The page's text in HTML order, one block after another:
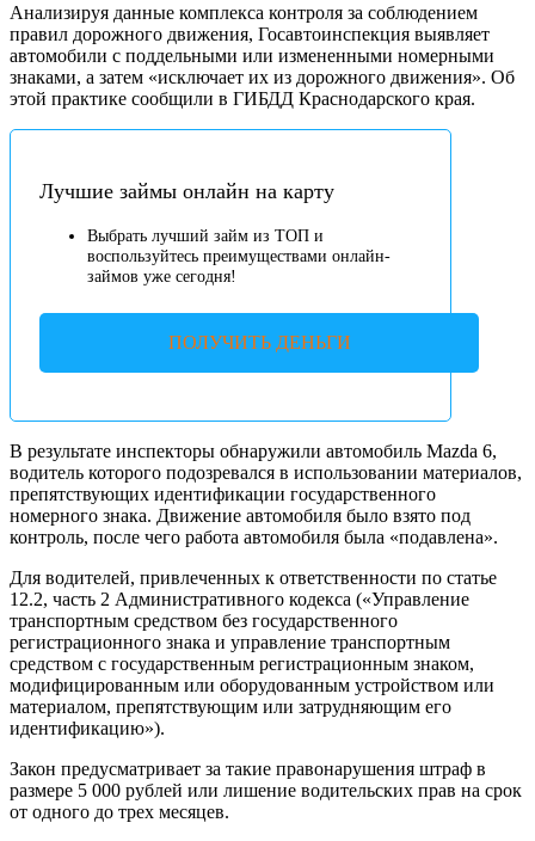
Анализируя данные комплекса контроля за соблюдением
правил дорожного движения, Госавтоинспекция выявляет
автомобили с поддельными или измененными номерными
знаками, а затем «исключает их из дорожного движения». Об
этой практике сообщили в ГИБДД Краснодарского края.
Лучшие займы онлайн на карту
Выбрать лучший займ из ТОП и
воспользуйтесь преимуществами онлайн-
займов уже сегодня!
ПОЛУЧИТЬ ДЕНЬГИ
В результате инспекторы обнаружили автомобиль Mazda 6,
водитель которого подозревался в использовании материалов,
препятствующих идентификации государственного
номерного знака. Движение автомобиля было взято под
контроль, после чего работа автомобиля была «подавлена».
Для водителей, привлеченных к ответственности по статье
12.2, часть 2 Административного кодекса («Управление
транспортным средством без государственного
регистрационного знака и управление транспортным
средством с государственным регистрационным знаком,
модифицированным или оборудованным устройством или
материалом, препятствующим или затрудняющим его
идентификацию»).
Закон предусматривает за такие правонарушения штраф в
размере 5 000 рублей или лишение водительских прав на срок
от одного до трех месяцев.